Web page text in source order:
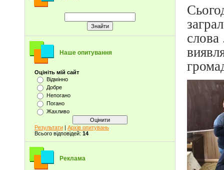
Наше опитування
Оцініть мій сайт
Відмінно
Добре
Непогано
Погано
Жахливо
Результати | Архів опитувань
Всього відповідей: 14
Реклама